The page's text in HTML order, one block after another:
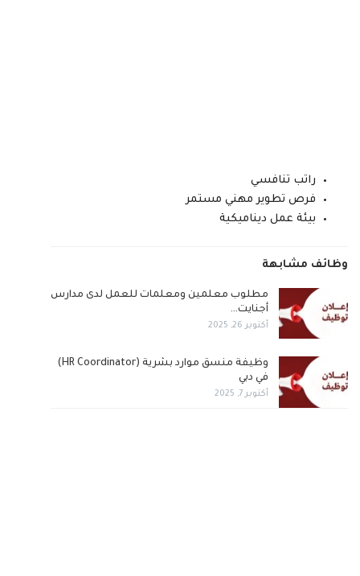
راتب تنافسي
فرص تطوير مهني مستمر
بيئة عمل ديناميكية
وظائف مشابهة
مطلوب معلمين ومعلمات للعمل لدى مدارس
أجنايت…
أكتوبر 26, 2025
وظيفة منسق موارد بشرية (HR Coordinator)
في دبي
أكتوبر 7, 2025